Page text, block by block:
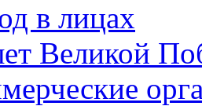
в лицах
Великой